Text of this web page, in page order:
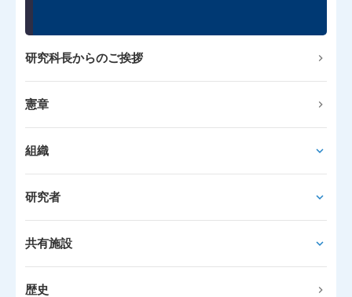
研究科長からのご挨拶
憲章
組織
研究者
共有施設
歴史